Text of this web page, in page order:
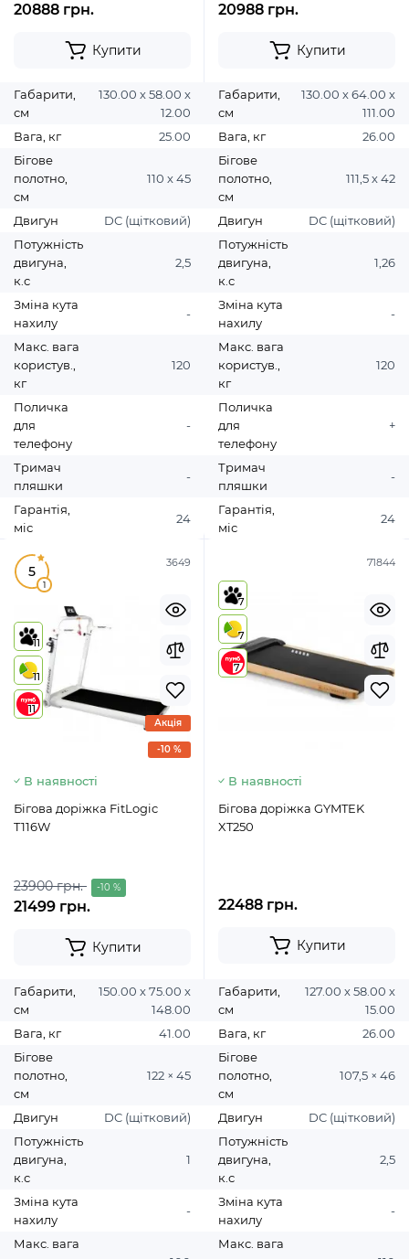
20888 грн.
Купити
Габарити,
см
130.00 х 58.00 х
12.00
Вага, кг
25.00
Бігове
полотно,
см
110 х 45
Двигун
DC (щітковий)
Потужність
двигуна,
к.с
2,5
Зміна кута
нахилу
-
Макс. вага
користув.,
кг
120
Поличка
для
телефону
-
Тримач
пляшки
-
Гарантія,
міс
24
20988 грн.
Купити
Габарити,
см
130.00 х 64.00 х
111.00
Вага, кг
26.00
Бігове
полотно,
см
111,5 х 42
Двигун
DC (щітковий)
Потужність
двигуна,
к.с
1,26
Зміна кута
нахилу
-
Макс. вага
користув.,
кг
120
Поличка
для
телефону
+
Тримач
пляшки
-
Гарантія,
міс
24
3649
5
1
11
11
11
-10 %
Акція
В наявності
Бігова доріжка FitLogic
T116W
23900 грн. -10 %
21499 грн.
Купити
Габарити,
см
150.00 х 75.00 х
148.00
Вага, кг
41.00
Бігове
полотно,
см
122 × 45
Двигун
DC (щітковий)
Потужність
двигуна,
к.с
1
Зміна кута
нахилу
-
Макс. вага
71844
7
7
7
В наявності
Бігова доріжка GYMTEK
XT250
22488 грн.
Купити
Габарити,
см
127.00 х 58.00 х
15.00
Вага, кг
26.00
Бігове
полотно,
см
107,5 × 46
Двигун
DC (щітковий)
Потужність
двигуна,
к.с
2,5
Зміна кута
нахилу
-
Макс. вага